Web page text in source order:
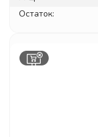
Остаток: